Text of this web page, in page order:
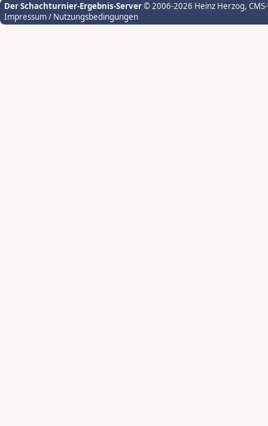
Der Schachturnier-Ergebnis-Server© 2006-2026 Heinz Herzog,
Impressum / Nutzungsbedingungen